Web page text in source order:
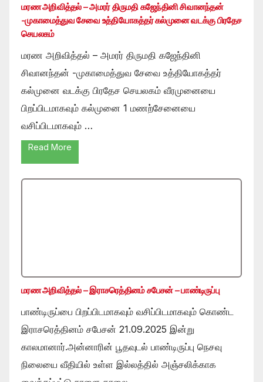
மரண அறிவித்தல் – அமரர் திருமதி கஜேந்தினி சிவானந்தன்
-முகாமைத்துவ சேவை உத்தியோகத்தர் கல்முனை வடக்கு பிரதேச
செயலகம்
மரண அறிவித்தல் – அமரர் திருமதி கஜேந்தினி
சிவானந்தன் -முகாமைத்துவ சேவை உத்தியோகத்தர்
கல்முனை வடக்கு பிரதேச செயலகம் வீரமுனையை
பிறப்பிடமாகவும் கல்முனை 1 மணற்சேனையை
வசிப்பிடமாகவும் …
Read More
மரண அறிவித்தல் – இராசரெத்தினம் சபேசன் – பாண்டிருப்பு
பாண்டிருப்பை பிறப்பிடமாகவும் வசிப்பிடமாகவும் கொண்ட
இராசரெத்தினம் சபேசன் 21.09.2025 இன்று
காலமானார்.அன்னாரின் பூதவுடல் பாண்டிருப்பு நெசவு
நிலையை வீதியில் உள்ள இல்லத்தில் அஞ்சலிக்காக